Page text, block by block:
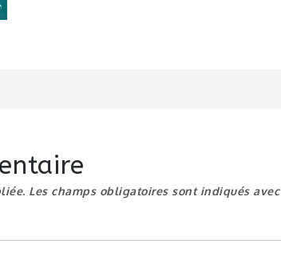
Les champs obligatoires sont indiqués avec